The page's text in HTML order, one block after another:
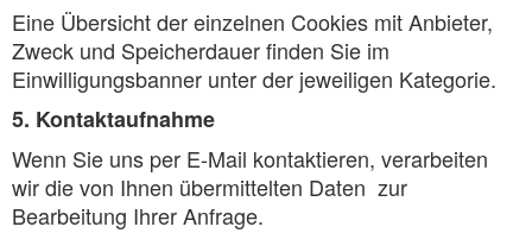
Eine Übersicht der einzelnen Cookies mit Anbieter,
Zweck und Speicherdauer finden Sie im
Einwilligungsbanner unter der jeweiligen Kategorie.
5. Kontaktaufnahme
Wenn Sie uns per E-Mail kontaktieren, verarbeiten
wir die von Ihnen übermittelten Daten zur
Bearbeitung Ihrer Anfrage.